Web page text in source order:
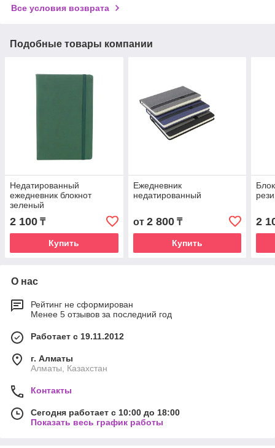
Все условия возврата
Подобные товары компании
Недатированный
ежедневник блокнот
зеленый
2 100 ₸
Купить
Ежедневник
недатированный
от 2 800₸
Купить
2
О нас
Рейтинг не сформирован
Менее 5 отзывов за последний год
Работает с 19.11.2012
г. Алматы
Алматы, Казахстан
Контакты
Сегодня работает с 10:00 до 18:00
Показать весь график работы